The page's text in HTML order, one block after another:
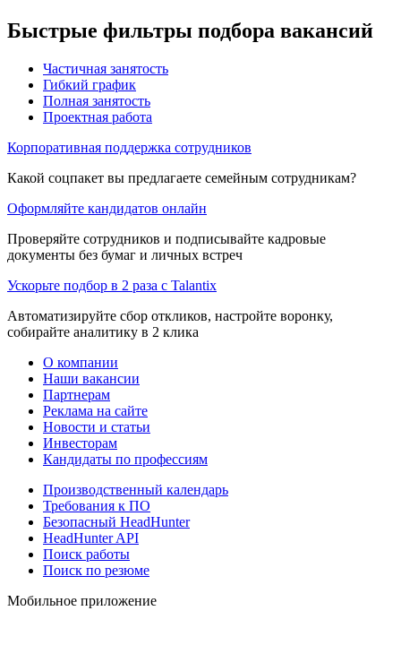
Быстрые фильтры подбора вакансий
Частичная занятость
Гибкий график
Полная занятость
Проектная работа
Корпоративная поддержка сотрудников
Какой соцпакет вы предлагаете семейным сотрудникам?
Оформляйте кандидатов онлайн
Проверяйте сотрудников и подписывайте кадровые
документы без бумаг и личных встреч
Ускорьте подбор в 2 раза с Talantix
Автоматизируйте сбор откликов, настройте воронку,
собирайте аналитику в 2 клика
О компании
Наши вакансии
Партнерам
Реклама на сайте
Новости и статьи
Инвесторам
Кандидаты по профессиям
Производственный календарь
Требования к ПО
Безопасный HeadHunter
HeadHunter API
Поиск работы
Поиск по резюме
Мобильное приложение